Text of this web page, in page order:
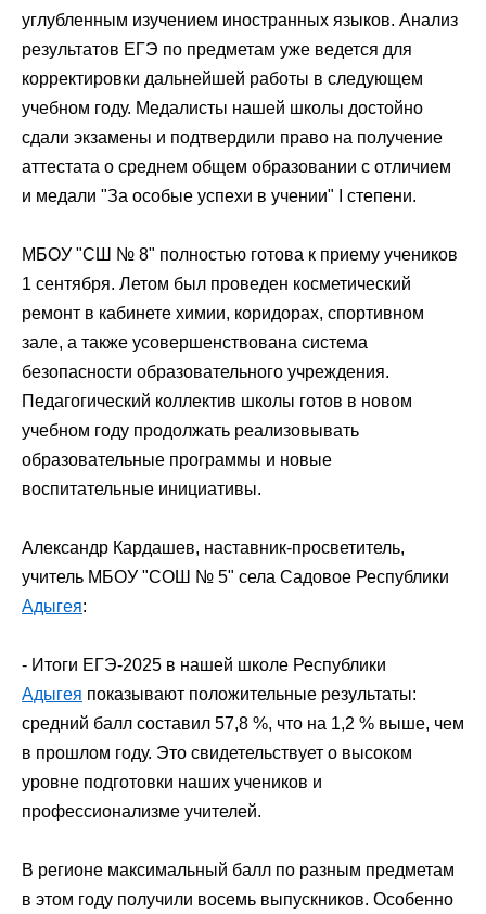
углубленным изучением иностранных языков. Анализ
результатов ЕГЭ по предметам уже ведется для
корректировки дальнейшей работы в следующем
учебном году. Медалисты нашей школы достойно
сдали экзамены и подтвердили право на получение
аттестата о среднем общем образовании с отличием
и медали "За особые успехи в учении" I степени.
МБОУ "СШ № 8" полностью готова к приему учеников
1 сентября. Летом был проведен косметический
ремонт в кабинете химии, коридорах, спортивном
зале, а также усовершенствована система
безопасности образовательного учреждения.
Педагогический коллектив школы готов в новом
учебном году продолжать реализовывать
образовательные программы и новые
воспитательные инициативы.
Александр Кардашев, наставник-просветитель,
учитель МБОУ "СОШ № 5" села Садовое Республики
Адыгея:
- Итоги ЕГЭ-2025 в нашей школе Республики
Адыгея показывают положительные результаты:
средний балл составил 57,8 %, что на 1,2 % выше, чем
в прошлом году. Это свидетельствует о высоком
уровне подготовки наших учеников и
профессионализме учителей.
В регионе максимальный балл по разным предметам
в этом году получили восемь выпускников. Особенно